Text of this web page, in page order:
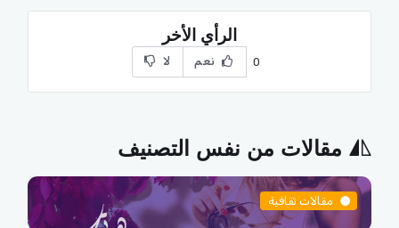
الرأي الأخر
0 نعم لا
مقالات من نفس التصنيف
مقالات ثقافية